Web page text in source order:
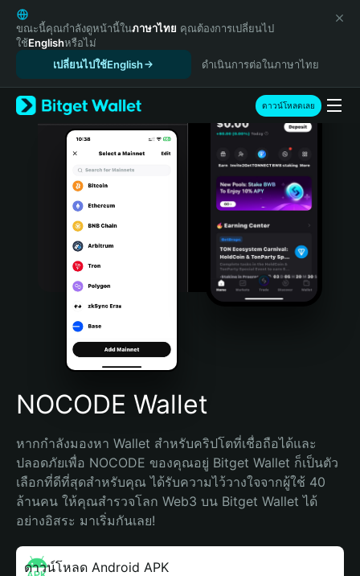
English
日本語
Tiếng Việt
Español (Latinoamérica)
Türkçe
Italiano
Português (Portugal)
Bahasa Indonesia
Português (Brasil)
Español (Argentina)
ขณะนี้คุณกำลังดูหน้านี้ในภาษาไทย คุณต้องการเปลี่ยนไป
ใช้Englishหรือไม่
เปลี่ยนไปใช้English
ดำเนินการต่อในภาษาไทย
ดาวน์โหลดเลย
NOCODE Wallet
หากกำลังมองหา Wallet สำหรับคริปโตที่เชื่อถือได้และ
ปลอดภัยเพื่อ NOCODE ของคุณอยู่ Bitget Wallet ก็เป็นตัว
เลือกที่ดีที่สุดสำหรับคุณ ได้รับความไว้วางใจจากผู้ใช้ 40
ล้านคน ให้คุณสำรวจโลก Web3 บน Bitget Wallet ได้
อย่างอิสระ มาเริ่มกันเลย!
ดาวน์โหลด Android APK